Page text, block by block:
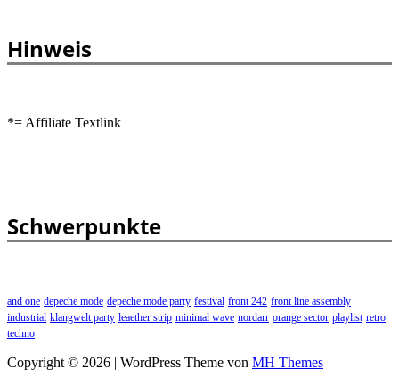
Hinweis
*= Affiliate Textlink
Schwerpunkte
and one depeche mode depeche mode party festival front 242 front line assembly
industrial klangwelt party leaether strip minimal wave nordarr orange sector playlist retro
techno
Copyright © 2026 | WordPress Theme von MH Themes